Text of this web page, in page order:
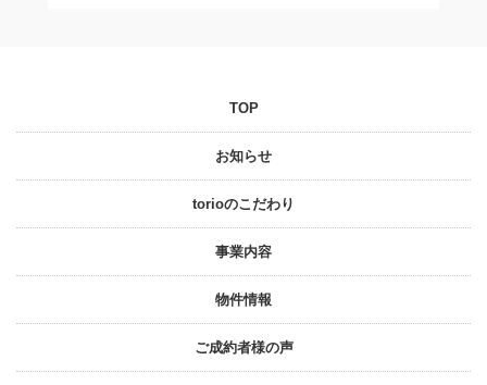
TOP
お知らせ
torioのこだわり
事業内容
物件情報
ご成約者様の声